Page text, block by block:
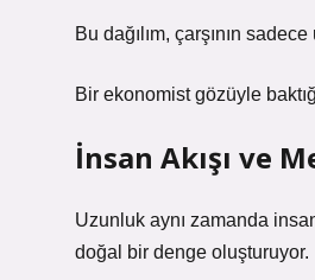
Bu dağılım, çarşının
Bir ekonomist gözüyle
İnsan Akışı ve
Uzunluk aynı zamanda
doğal bir denge oluşturuyor.